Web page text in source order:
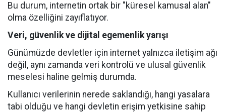
Bu durum, internetin ortak bir "küresel kamusal alan"
olma özelliğini zayıflatıyor.
Veri, güvenlik ve dijital egemenlik yarışı
Günümüzde devletler için internet yalnızca iletişim ağı
değil, aynı zamanda veri kontrolü ve ulusal güvenlik
meselesi haline gelmiş durumda.
Kullanıcı verilerinin nerede saklandığı, hangi yasalara
tabi olduğu ve hangi devletin erişim yetkisine sahip